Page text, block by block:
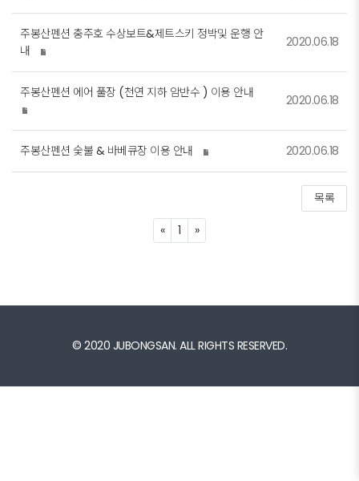
주봉산펜션 충주호 수상보트&제트스키 정박및 운행 안
내
2020.06.18
주봉산펜션 에어 풀장 (천연 지하 암반수 ) 이용 안내 2020.06.18
주봉산펜션 숯불 & 바베큐장 이용 안내 2020.06.18
목록
«Previous
1 »Next
© 2020 JUBONGSAN. ALL RIGHTS RESERVED.